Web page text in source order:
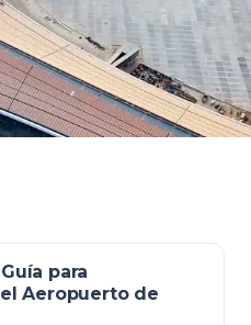
para
Aeropuerto de